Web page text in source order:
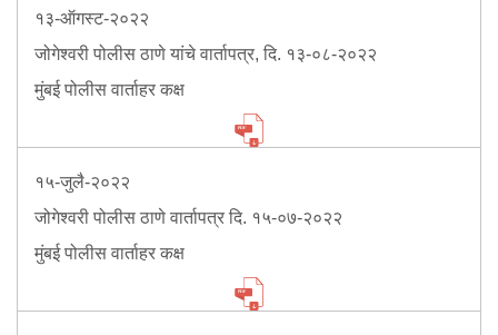
Press Release
Crime Review
Recruitment
Mob Violence
Contact Us
Police Station Incharge
१३-ऑगस्ट-२०२२
जोगेश्वरी पोलीस ठाणे यांचे वार्तापत्र, दि. १३-०८-२०२२
मुंबई पोलीस वार्ताहर कक्ष
१५-जुलै-२०२२
जोगेश्वरी पोलीस ठाणे वार्तापत्र दि. १५-०७-२०२२
मुंबई पोलीस वार्ताहर कक्ष